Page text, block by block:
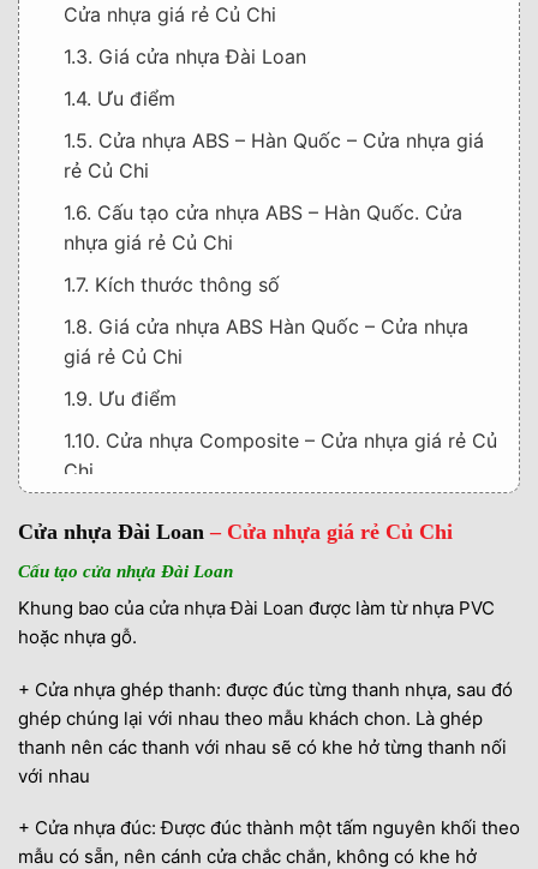
Cửa nhựa giá rẻ Củ Chi
1.3. Giá cửa nhựa Đài Loan
1.4. Ưu điểm
1.5. Cửa nhựa ABS – Hàn Quốc – Cửa nhựa giá
rẻ Củ Chi
1.6. Cấu tạo cửa nhựa ABS – Hàn Quốc. Cửa
nhựa giá rẻ Củ Chi
1.7. Kích thước thông số
1.8. Giá cửa nhựa ABS Hàn Quốc – Cửa nhựa
giá rẻ Củ Chi
1.9. Ưu điểm
1.10. Cửa nhựa Composite – Cửa nhựa giá rẻ Củ
Chi
1.13. Giá cửa nhựa composite – Cửa nhựa giá rẻ
Củ Chi
2. Đơn vị cung cấp – Cửa nhựa giá rẻ Củ Chi
3. Thông tin sản Phẩm
nhựa giả vân gỗ Composite tại Biên Hòa Đồng
Nai
Cửa nhựa Đài Loan – Cửa nhựa giá rẻ Củ Chi
Cấu tạo cửa nhựa Đài Loan
Khung bao của cửa nhựa Đài Loan được làm từ nhựa PVC
hoặc nhựa gỗ.
+ Cửa nhựa ghép thanh: được đúc từng thanh nhựa, sau đó
ghép chúng lại với nhau theo mẫu khách chon. Là ghép
thanh nên các thanh với nhau sẽ có khe hở từng thanh nối
với nhau
+ Cửa nhựa đúc: Được đúc thành một tấm nguyên khối theo
mẫu có sẵn, nên cánh cửa chắc chắn, không có khe hở